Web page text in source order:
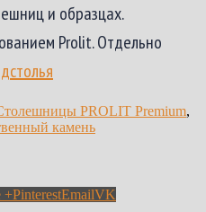
и образцах.
Prolit. Отдельно
PROLIT Premium,
камень
+PinterestEmailVK